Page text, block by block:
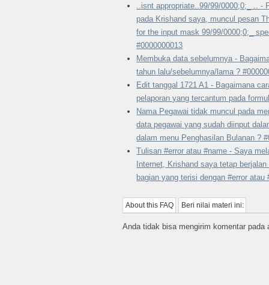
..isnt appropriate..99/99/0000;0;_ ..
pada Krishand saya, muncul pesan
for the input mask 99/99/0000;0;_
#0000000013
Membuka data sebelumnya -
tahun lalu/sebelumnya/lama ?
Edit tanggal 1721 A1 - Bagaimana
pelaporan yang tercantum pada
Nama Pegawai tidak muncul pada
data pegawai yang sudah diinput
dalam menu Penghasilan Bulanan ?
Tulisan #error atau #name - Saya
Internet, Krishand saya tetap
bagian yang terisi dengan #error atau
About this FAQ Beri nilai materi ini:
Anda tidak bisa mengirim komentar pada